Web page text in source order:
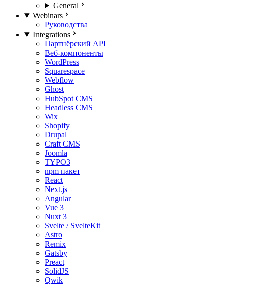
General
Webinars
Руководства
Integrations
Партнёрский API
Веб-компоненты
WordPress
Squarespace
Webflow
Ghost
HubSpot CMS
Headless CMS
Wix
Shopify
Drupal
Craft CMS
Joomla
TYPO3
npm пакет
React
Next.js
Angular
Vue 3
Nuxt 3
Svelte / SvelteKit
Astro
Remix
Gatsby
Preact
SolidJS
Qwik